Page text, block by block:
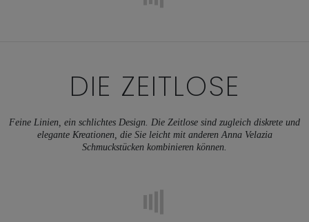
DIE ZEITLOSE
Feine Linien, ein schlichtes Design. Die Zeitlose sind zugleich diskrete und
elegante Kreationen, die Sie leicht mit anderen Anna Velazia
Schmuckstücken kombinieren können.